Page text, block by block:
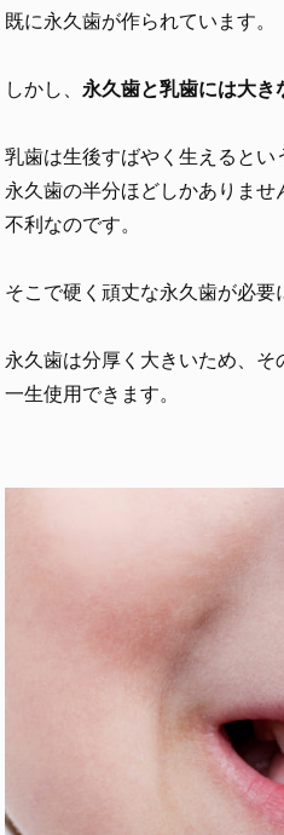
既に永久歯が作られています。
しかし、 永久歯と乳歯には大
乳歯は生後すばやく生えると
永久歯の半分ほどしかありま
不利なのです。
そこで硬く頑丈な永久歯が必要
永久歯は分厚く大きいため、
一生使用できます。